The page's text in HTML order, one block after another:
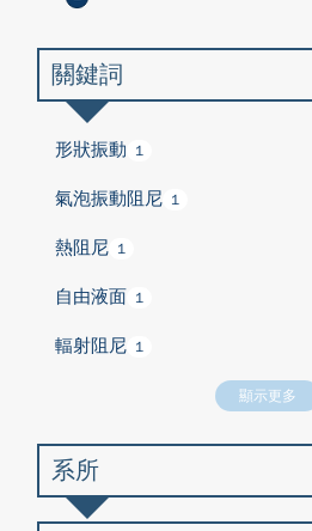
關鍵詞
形狀振動 1
氣泡振動阻尼 1
熱阻尼 1
自由液面 1
輻射阻尼 1
顯示更多
系所